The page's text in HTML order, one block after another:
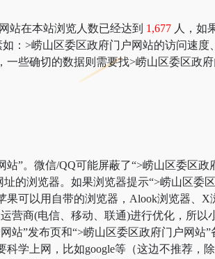
站在本站浏览人数已经达到 1,677 人，如
：>崂山区委区政府门户网站的访问速
些确切的数据则需要找>崂山区委区政
”。微信/QQ可能屏蔽了“>崂山区委区
的浏览器。如果浏览器提示“>崂山区委
可以用自带的浏览器，Alook浏览器、
营商(电信、移动、联通)进行优化，所
站”发布页和“>崂山区委区政府门户网
学上网，比如google等（这边不推荐，